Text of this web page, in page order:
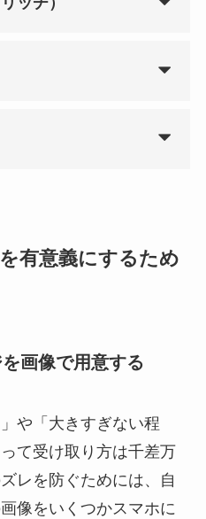
有意義にするため
画像で用意する
や「大きすぎない程
て受け取り方は千差万
レを防ぐためには、自
像をいくつかスマホに